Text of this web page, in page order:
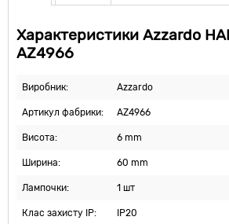
Характеристики Azzardo
AZ4966
Виробник: Azzardo
Артикул фабрики: AZ4966
Висота: 6 mm
Ширина: 60 mm
Лампочки: 1 шт
Клас захисту IP: IP20